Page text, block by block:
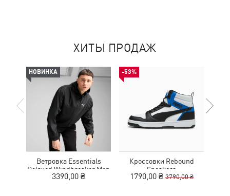
ХИТЫ ПРОДАЖ
НОВИНКА
Ветровка Essentials
Relaxed Windbreaker Men
3390,00 ₴
-53%
Кроссовки Rebound
Sneakers
1790,00 ₴ 3790,00 ₴